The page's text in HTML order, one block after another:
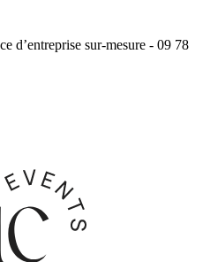
d’entreprise sur-mesure - 09 78